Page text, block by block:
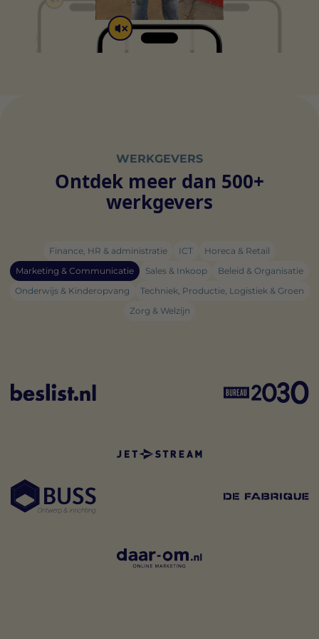
WERKGEVERS
Ontdek meer dan 500+
werkgevers
Finance, HR & administratie ICT
Horeca & Retail
Marketing & Communicatie
Sales & Inkoop
Beleid & Organisatie
Onderwijs & Kinderopvang
Techniek, Productie, Logistiek & Groen
Zorg & Welzijn